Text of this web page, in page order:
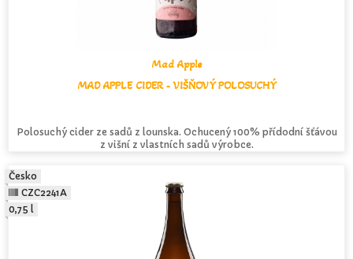
Mad Apple
MAD APPLE CIDER - VIŠŇOVÝ POLOSUCHÝ
Polosuchý cider ze sadů z lounska. Ochucený 100% přídodní šťávou
z višní z vlastních sadů výrobce.
Česko
CZC2241A
0,75 l